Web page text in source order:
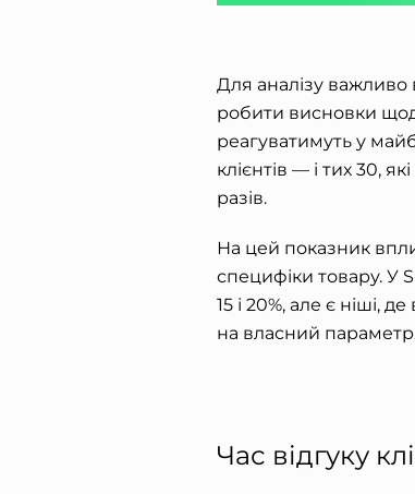
Для аналізу
робити висновки
реагуватимуть у
клієнтів — і тих 30,
разів.
На цей показник
специфіки товару. У
15 і 20%, але є ніші,
на власний
Час відгуку